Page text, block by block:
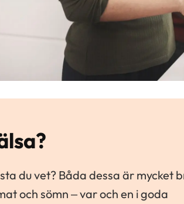
du vet? Båda dessa är mycket
och sömn – var och en i goda